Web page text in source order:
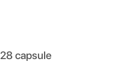
capsule